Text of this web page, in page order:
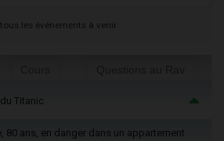
les événements à venir
Titanic
80 ans, en danger dans un appartement